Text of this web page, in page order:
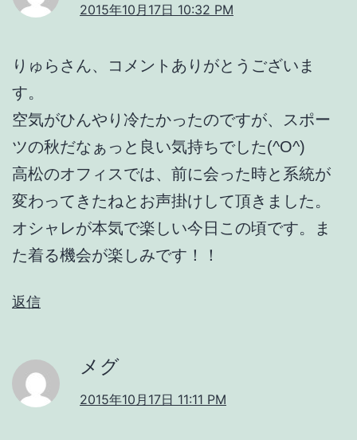
2015年10月17日 10:32 PM
りゅらさん、コメントありがとうございま
す。
空気がひんやり冷たかったのですが、スポー
ツの秋だなぁっと良い気持ちでした(^O^)
高松のオフィスでは、前に会った時と系統が
変わってきたねとお声掛けして頂きました。
オシャレが本気で楽しい今日この頃です。ま
た着る機会が楽しみです！！
返信
メグ
2015年10月17日 11:11 PM